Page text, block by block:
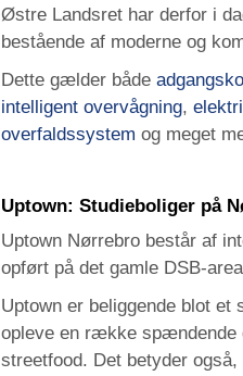
Østre Landsret har derfor i
bestående af moderne og
Dette gælder både
intelligent overvågning,
overfaldssystem og meget
Uptown: Studieboliger på
Uptown Nørrebro består af
opført på det gamle DSB-
Uptown er beliggende blot
opleve en række spændende
streetfood. Det betyder